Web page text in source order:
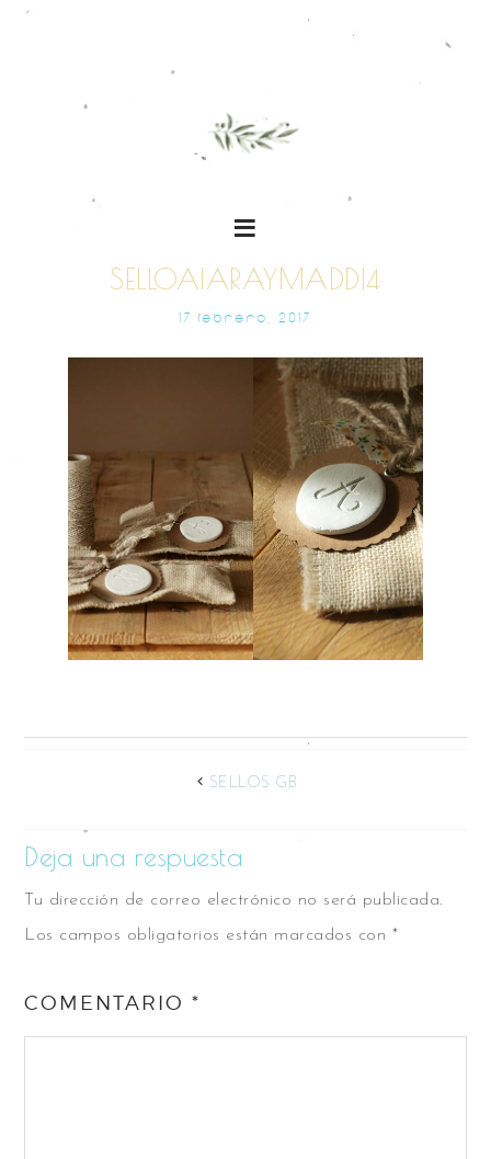
SELLOAIARAYMADDI4
17 FEBRERO, 2017
SELLOS GB
Deja una respuesta
Tu dirección de correo electrónico no será publicada.
Los campos obligatorios están marcados con *
COMENTARIO*